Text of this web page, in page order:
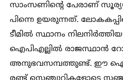
സാംസണിന്റെ പേരാണ്
പിന്നെ ഉയരുന്നത്.
ടീമില്‍ സ്ഥാനം
ഐപിഎല്ലില്‍ രാജസ്ഥാൻ
അനുഭവസമ്പത്തുണ്ട്. ഈ